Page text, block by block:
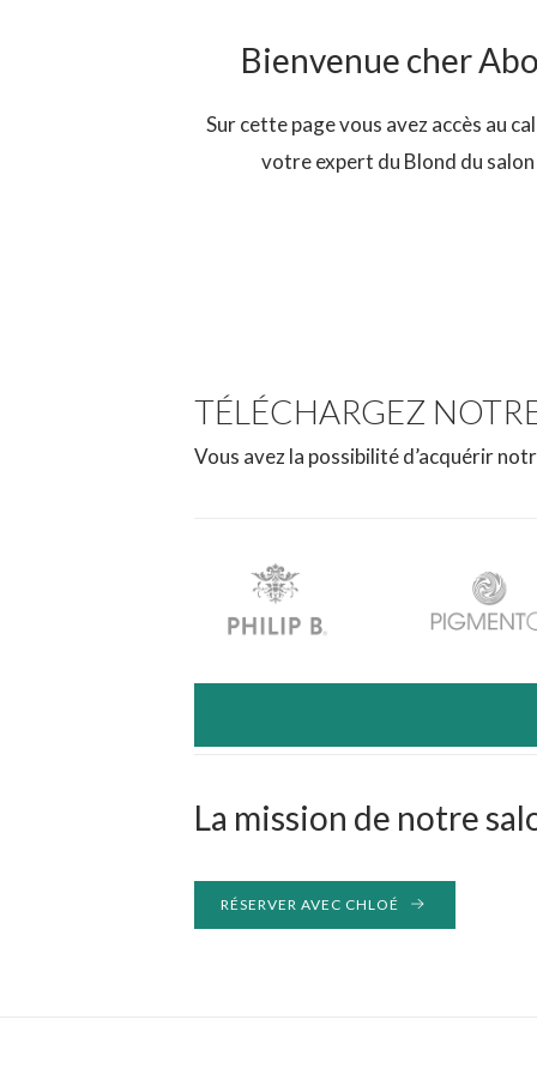
Bienvenue cher
Sur cette page vous avez accès au
votre expert du Blond du
TÉLÉCHARGEZ
Vous avez la possibilité d’acquérir
La mission de notre
RÉSERVER AVEC CHLOÉ